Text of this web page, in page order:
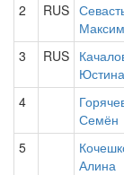
2 RUS
Максим
3 RUS
Юстина
4
Семён
5
Алина